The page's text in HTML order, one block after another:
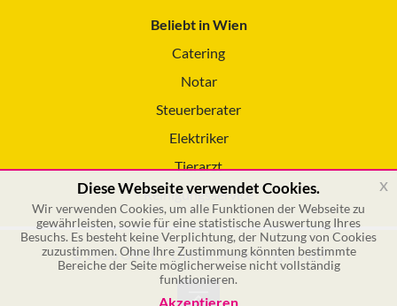
Beliebt in Wien
Catering
Notar
Steuerberater
Elektriker
Tierarzt
Reinigungsservice
© 2026 GSOL – Online Marketing GmbH
Diese Webseite verwendet Cookies.
Wir verwenden Cookies, um alle Funktionen der Webseite zu
gewährleisten, sowie für eine statistische Auswertung Ihres
Besuchs. Es besteht keine Verplichtung, der Nutzung von Cookies
zuzustimmen. Ohne Ihre Zustimmung könnten bestimmte
Bereiche der Seite möglicherweise nicht vollständig
funktionieren.
Akzeptieren
x